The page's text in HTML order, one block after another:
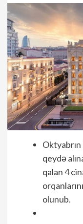
qeydə
qalan 4
olunub.